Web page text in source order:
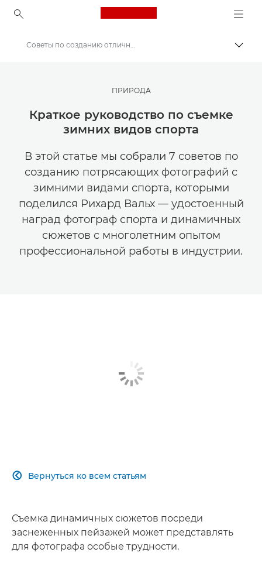
Canon Logo, back to
Мастерская творчества | Советы по фотографии и печати и руководства для покупателей
Советы и технические приемы по фотографии и печати
Советы по созданию отличных фотографий в сезон зимних праздников
ПРИРОДА
Краткое руководство по съемке
зимних видов спорта
В этой статье мы собрали 7 советов по
созданию потрясающих фотографий с
зимними видами спорта, которыми
поделился Рихард Вальх — удостоенный
наград фотограф спорта и динамичных
сюжетов с многолетним опытом
профессиональной работы в индустрии.
Вернуться ко всем статьям

Съемка динамичных сюжетов посреди
заснеженных пейзажей может представлять
для фотографа особые трудности.